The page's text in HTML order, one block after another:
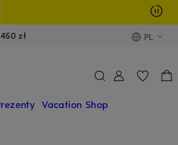
zł PL
Vacation Shop